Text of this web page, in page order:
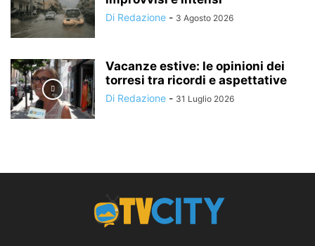
Di Redazione - 3 Agosto 2026
Vacanze estive: le opinioni dei
torresi tra ricordi e aspettative
Di Redazione - 31 Luglio 2026